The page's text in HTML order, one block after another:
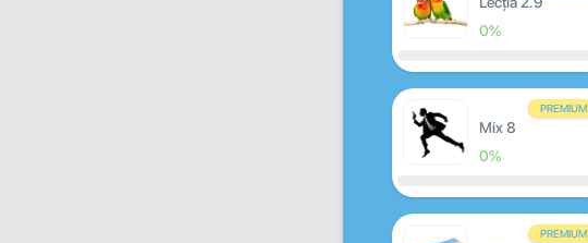
0%
PREMIUM
Mix 8
0%
PREMIUM